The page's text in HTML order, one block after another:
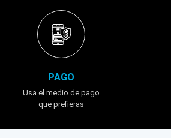
PAGO
Usa el medio de pago
que prefieras